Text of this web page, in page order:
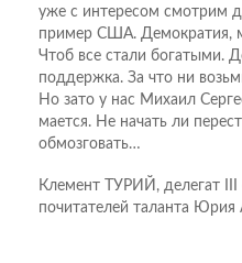
уже с интересом смотрим
пример США. Демократия,
Чтоб все стали богатыми.
поддержка. За что ни
Но зато у нас Михаил
мается. Не начать ли
обмозговать…
Клемент ТУРИЙ, делегат III
почитателей таланта Юрия